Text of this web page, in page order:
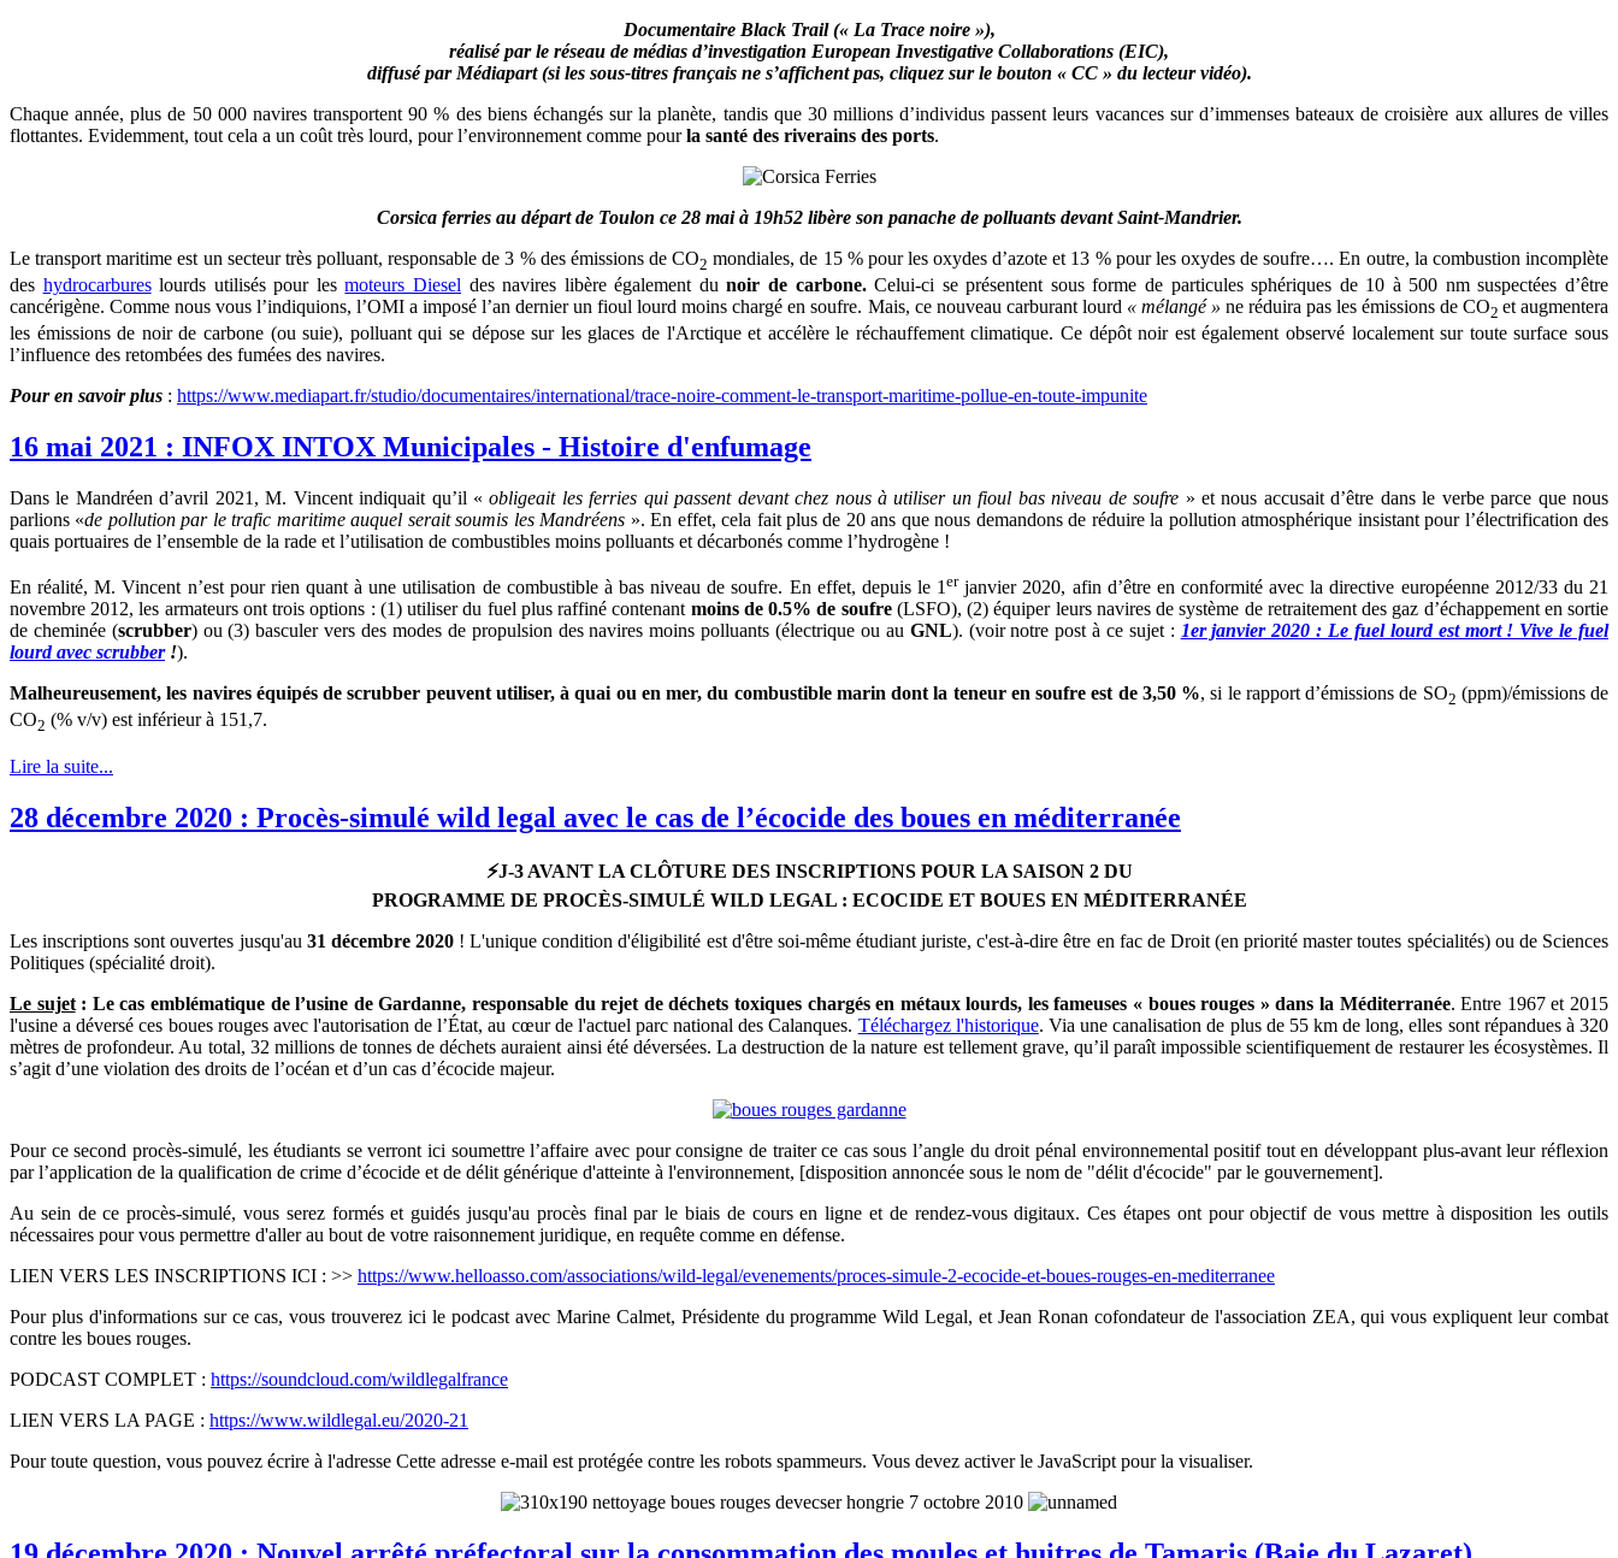
Documentaire Black Trail (« La Trace noire »),
réalisé par le réseau de médias d’investigation European Investigative Collaborations (EIC),
diffusé par Médiapart (si les sous-titres français ne s’affichent pas, cliquez sur le bouton « CC » du lecteur vidéo).
Chaque année, plus de 50 000 navires transportent 90 % des biens échangés sur la planète, tandis que 30 millions d’individus passent leurs vacances sur d’immenses bateaux de croisière aux allures de villes
flottantes. Evidemment, tout cela a un coût très lourd, pour l’environnement comme pourla santé des riverains des ports.
Corsica ferries au départ de Toulon ce 28 mai à 19h52 libère son panache de polluants devant Saint-Mandrier.
Le transport maritime est un secteur très polluant, responsable de 3 % des émissions de CO2 mondiales, de 15 % pour les oxydes d’azote et 13 % pour les oxydes de soufre…. En outre, la combustion incomplète
des hydrocarbureslourds utilisés pour lesmoteurs Diesel des navires libère également dunoir de carbone.Celui-ci se présentent sous forme de particules sphériques de 10 à 500 nm suspectées d’être
cancérigène. Comme nous vous l’indiquions, l’OMI a imposé l’an dernier un fioul lourd moins chargé en soufre. Mais, ce nouveau carburant lourd « mélangé » ne réduira pas les émissions de CO2 et augmentera
les émissions de noir de carbone (ou suie), polluant qui se dépose sur les glaces de l'Arctique et accélère le réchauffement climatique. Ce dépôt noir est également observé localement sur toute surface sous
l’influence des retombées des fumées des navires.
Pour en savoir plus : https://www.mediapart.fr/studio/documentaires/international/trace-noire-comment-le-transport-maritime-pollue-en-toute-impunite
16 mai 2021 : INFOX INTOX Municipales - Histoire d'enfumage
Dans le Mandréen d’avril 2021, M. Vincent indiquait qu’il «obligeait les ferries qui passent devant chez nous à utiliser un fioul bas niveau de soufre » et nous accusait d’être dans le verbe parce que nous
parlions «de pollution par le trafic maritime auquel serait soumis les Mandréens ». En effet, cela fait plus de 20 ans que nous demandons de réduire la pollution atmosphérique insistant pour l’électrification des
quais portuaires de l’ensemble de la rade et l’utilisation de combustibles moins polluants et décarbonés comme l’hydrogène !
En réalité, M. Vincent n’est pour rien quant à une utilisation de combustible à bas niveau de soufre. En effet, depuis le 1erjanvier 2020, afin d’être en conformité avec la directive européenne 2012/33 du 21
novembre 2012, les armateurs ont trois options : (1) utiliser du fuel plus raffiné contenant moins de 0.5% de soufre(LSFO), (2) équiper leurs navires de système de retraitement des gaz d’échappement en sortie
de cheminée (scrubber) ou (3) basculer vers des modes de propulsion des navires moins polluants (électrique ou au GNL). (voir notre post à ce sujet : 1er janvier 2020 : Le fuel lourd est mort ! Vive le fuel
lourd avec scrubber!).
Malheureusement, les navires équipés de scrubber peuvent utiliser, à quai ou en mer, du combustible marin dont la teneur en soufre est de 3,50 %, si le rapport d’émissions de SO2 (ppm)/émissions de
CO2 (% v/v) est inférieur à 151,7.
Lire la suite...
28 décembre 2020 : Procès-simulé wild legal avec le cas de l’écocide des boues en méditerranée
⚡J-3 AVANT LA CLÔTURE DES INSCRIPTIONS POUR LA SAISON 2 DU
PROGRAMME DE PROCÈS-SIMULÉ WILD LEGAL : ECOCIDE ET BOUES EN MÉDITERRANÉE
Les inscriptions sont ouvertes jusqu'au 31 décembre 2020! L'unique condition d'éligibilité est d'être soi-même étudiant juriste, c'est-à-dire être en fac de Droit (en priorité master toutes spécialités) ou de Sciences
Politiques (spécialité droit).
Le sujet: Le cas emblématique de l’usine de Gardanne, responsable du rejet de déchets toxiques chargés en métaux lourds, les fameuses « boues rouges » dans la Méditerranée. Entre 1967 et 2015
l'usine a déversé ces boues rouges avec l'autorisation de l’État, au cœur de l'actuel parc national des Calanques. Téléchargez l'historique. Via une canalisation de plus de 55 km de long, elles sont répandues à 320
mètres de profondeur. Au total, 32 millions de tonnes de déchets auraient ainsi été déversées. La destruction de la nature est tellement grave, qu’il paraît impossible scientifiquement de restaurer les écosystèmes. Il
s’agit d’une violation des droits de l’océan et d’un cas d’écocide majeur.
Pour ce second procès-simulé, les étudiants se verront ici soumettre l’affaire avec pour consigne de traiter ce cas sous l’angle du droit pénal environnemental positif tout en développant plus-avant leur réflexion
par l’application de la qualification de crime d’écocide et de délit générique d'atteinte à l'environnement, [disposition annoncée sous le nom de "délit d'écocide" par le gouvernement].
Au sein de ce procès-simulé, vous serez formés et guidés jusqu'au procès final par le biais de cours en ligne et de rendez-vous digitaux. Ces étapes ont pour objectif de vous mettre à disposition les outils
nécessaires pour vous permettre d'aller au bout de votre raisonnement juridique, en requête comme en défense.
LIEN VERS LES INSCRIPTIONS ICI : >> https://www.helloasso.com/associations/wild-legal/evenements/proces-simule-2-ecocide-et-boues-rouges-en-mediterranee
Pour plus d'informations sur ce cas, vous trouverez ici le podcast avec Marine Calmet, Présidente du programme Wild Legal, et Jean Ronan cofondateur de l'association ZEA, qui vous expliquent leur combat
contre les boues rouges.
PODCAST COMPLET : https://soundcloud.com/wildlegalfrance
LIEN VERS LA PAGE : https://www.wildlegal.eu/2020-21
Pour toute question, vous pouvez écrire à l'adresse Cette adresse e-mail est protégée contre les robots spammeurs. Vous devez activer le JavaScript pour la visualiser.